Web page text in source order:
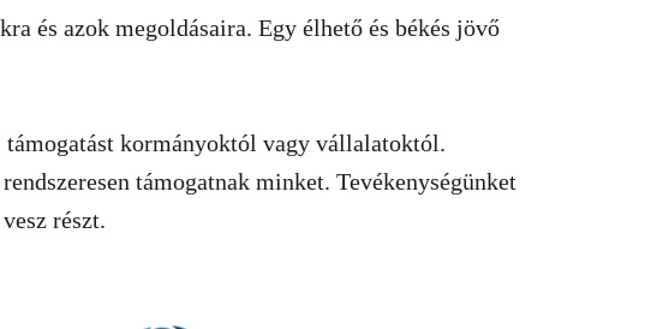
és azok megoldásaira. Egy élhető és békés jövő
kormányoktól vagy vállalatoktól.
támogatnak minket. Tevékenységünket
részt.